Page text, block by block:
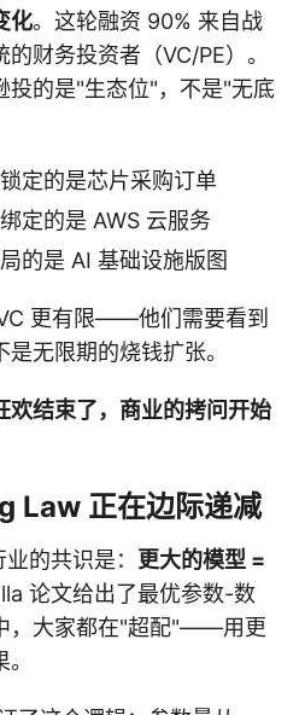
化。这轮融资 90% 来自战
财务投资者（VC/PE）。
投的是"生态位"，不是"无底
定的是芯片采购订单
定的是 AWS 云服务
的是 AI 基础设施版图
更有限——他们需要看到
无限期的烧钱扩张。
欢结束了，商业的拷问开始
Law 正在边际递减
的共识是： 更大的模型 =
论文给出了最优参数-数
，大家都在"超配"——用更